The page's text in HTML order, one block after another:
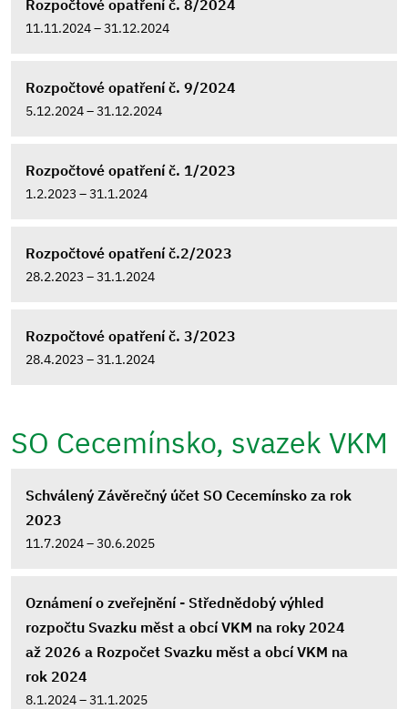
Rozpočtové opatření č. 8/2024
11.11.2024 – 31.12.2024
Rozpočtové opatření č. 9/2024
5.12.2024 – 31.12.2024
Rozpočtové opatření č. 1/2023
1.2.2023 – 31.1.2024
Rozpočtové opatření č.2/2023
28.2.2023 – 31.1.2024
Rozpočtové opatření č. 3/2023
28.4.2023 – 31.1.2024
SO Cecemínsko, svazek VKM
Schválený Závěrečný účet SO Cecemínsko za rok
2023
11.7.2024 – 30.6.2025
Oznámení o zveřejnění - Střednědobý výhled
rozpočtu Svazku měst a obcí VKM na roky 2024
až 2026 a Rozpočet Svazku měst a obcí VKM na
rok 2024
8.1.2024 – 31.1.2025